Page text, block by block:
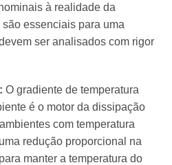
à realidade da
essenciais para uma
ser analisados com rigor
O gradiente de temperatura
é o motor da dissipação
com temperatura
redução proporcional na
manter a temperatura do